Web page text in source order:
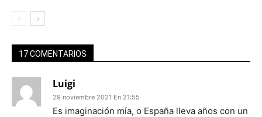
17 COMENTARIOS
Luigi
29 noviembre 2021 En 21:55
Es imaginación mía, o España lleva años con un